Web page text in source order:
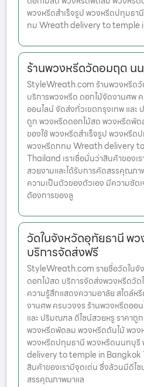
พวงหรีดสำเร็จรูป พวงหรีดปทุมธ
ทม Wreath delivery to temple
ร้านพวงหรีดวัดอมฤต น
StyleWreath.com ร้านพวงหรีด
บริการพวงหรีด ดอกไม้จัดงานศพ
ออนไลน์ จัดส่งทั่วเขตกรุงเทพ และ
ถูก พวงหรีดดอกไม้สด พวงหรีดพั
ของใช้ พวงหรีดสำเร็จรูป พวงหรี
พวงหรีดกทม Wreath delivery
Thailand เราเชื่อมั่นว่าสินค้าของ
สวยงามและได้รับการคัดสรรคุณภ
ความเป็นตัวของตัวเอง มีความชัด
ต้องการของลู
วัดในจังหวัดอุทัยธานี พ
บริการจัดส่งฟรี
StyleWreath.com รายชื่อวัดในจั
ดอกไม้สด บริการจัดส่งพวงหรีดวั
ความรู้สึกแสดงความอาลัย สไตล์ห
งานศพ ครบวงจร ร้านพวงหรีดออ
และ ปริมณฑล ดีไซน์สวยหรู ราคาถู
พวงหรีดพัดลม พวงหรีดต้นไม้ พวง
พวงหรีดปทุมธานี พวงหรีดนนทบุ
delivery to temple in Bangkok
สินค้าของเรามีจุดเด่น ซึ่งล้วนมีดีไ
สรรคุณภาพมาแล